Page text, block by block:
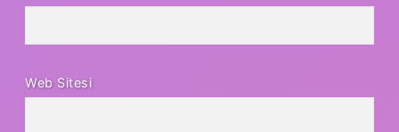
Web Sitesi